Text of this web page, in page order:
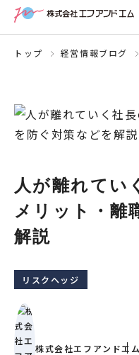
トップ 経営情報ブログ
人が離れてい
メリット・離
解説
リスクヘッジ
株式会社エフアンドエム